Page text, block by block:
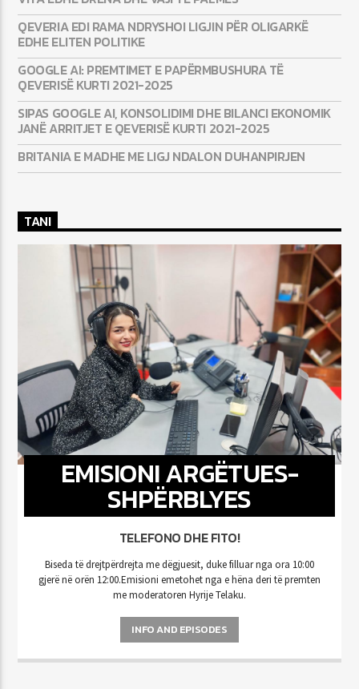
QEVERIA EDI RAMA NDRYSHOI LIGJIN PËR OLIGARKË
EDHE ELITEN POLITIKE
GOOGLE AI: PREMTIMET E PAPËRMBUSHURA TË
QEVERISË KURTI 2021-2025
SIPAS GOOGLE AI, KONSOLIDIMI DHE BILANCI EKONOMIK
JANË ARRITJET E QEVERISË KURTI 2021-2025
BRITANIA E MADHE ME LIGJ NDALON DUHANPIRJEN
TANI
EMISIONI ARGËTUES-
SHPËRBLYES
TELEFONO DHE FITO!
Biseda të drejtpërdrejta me dëgjuesit, duke filluar nga ora 10:00
gjerë në orën 12:00.Emisioni emetohet nga e hëna deri të premten
me moderatoren Hyrije Telaku.
INFO AND EPISODES